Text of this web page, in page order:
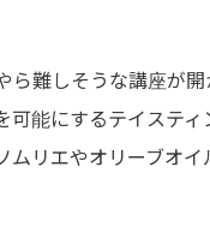
ら難しそうな講座が
能にするテイステ
リエやオリーブオ